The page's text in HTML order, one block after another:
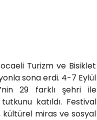
Turizm ve Bisiklet
sona erdi. 4-7 Eylül
29 farklı şehri ile
katıldı. Festival
kültürel miras ve sosyal